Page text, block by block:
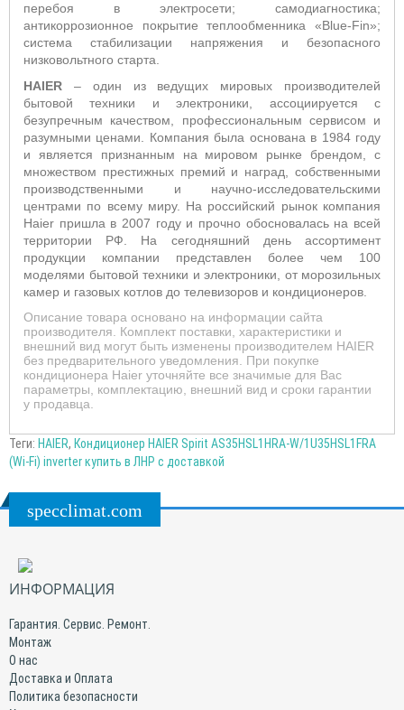
перебоя в электросети; самодиагностика;
антикоррозионное покрытие теплообменника «Blue-Fin»;
система стабилизации напряжения и безопасного
низковольтного старта.
HAIER – один из ведущих мировых производителей
бытовой техники и электроники, ассоциируется с
безупречным качеством, профессиональным сервисом и
разумными ценами. Компания была основана в 1984 году
и является признанным на мировом рынке брендом, с
множеством престижных премий и наград, собственными
производственными и научно-исследовательскими
центрами по всему миру. На российский рынок компания
Haier пришла в 2007 году и прочно обосновалась на всей
территории РФ. На сегодняшний день ассортимент
продукции компании представлен более чем 100
моделями бытовой техники и электроники, от морозильных
камер и газовых котлов до телевизоров и кондиционеров.
Описание товара основано на информации сайта
производителя. Комплект поставки, характеристики и
внешний вид могут быть изменены производителем HAIER
без предварительного уведомления. При покупке
кондиционера Haier уточняйте все значимые для Вас
параметры, комплектацию, внешний вид и сроки гарантии
у продавца.
Теги: HAIER, Кондиционер HAIER Spirit AS35HSL1HRA-W/1U35HSL1FRA
(Wi-Fi) inverter купить в ЛНР с доставкой
specclimat.com
ИНФОРМАЦИЯ
Гарантия. Сервис. Ремонт.
Монтаж
О нас
Доставка и Оплата
Политика безопасности